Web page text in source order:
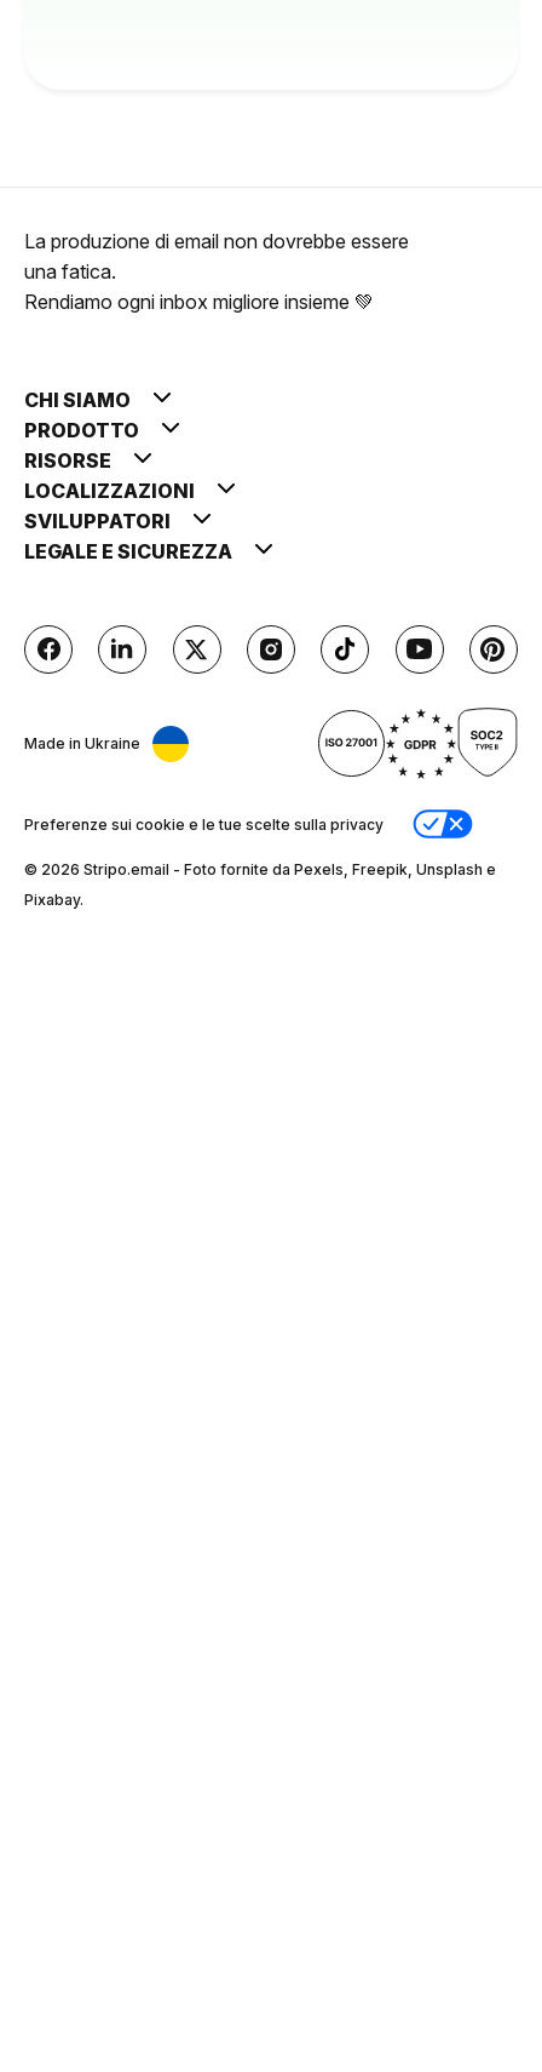
La produzione di email non dovrebbe essere
una fatica.
Rendiamo ogni inbox migliore insieme 💚
CHI SIAMO
PRODOTTO
RISORSE
LOCALIZZAZIONI
SVILUPPATORI
LEGALE E SICUREZZA
Made in Ukraine
Preferenze sui cookie e le tue scelte sulla privacy
© 2026 Stripо.email - Foto fornite da Pexels, Freepik, Unsplash e
Pixabay.